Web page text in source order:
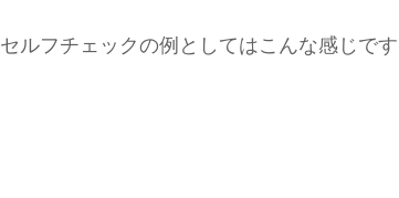
セルフチェックの例としてはこんな感じです